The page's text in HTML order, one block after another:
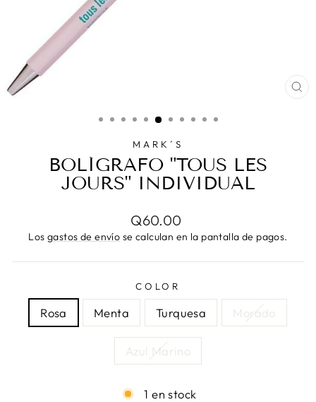
MARK´S
BOLÍGRAFO "TOUS LES
JOURS" INDIVIDUAL
Precio
habitual
Q60.00
Losgastos de envío se calculan en la pantalla de pagos.
COLOR
Rosa Menta Turquesa Morado
Azul Marino
1 en stock